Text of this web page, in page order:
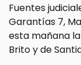
Fuentes
Garantías 7,
esta mañana
Brito y de